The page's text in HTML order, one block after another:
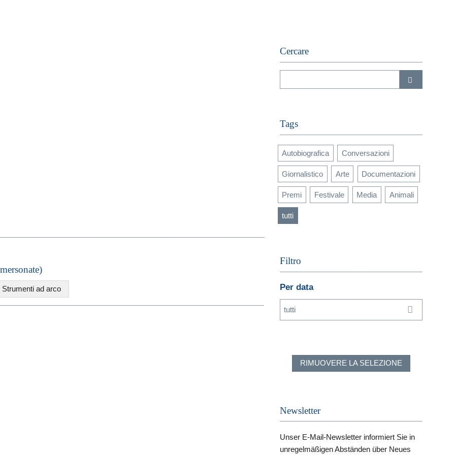
Strumenti ad arco
Cercare
Tags
Autobiografica Conversazioni
Giornalistico Arte Documentazioni
Premi Festivale Media Animali
tutti
Filtro
Per data
tutti
RIMUOVERE LA SELEZIONE
Newsletter
Unser E-Mail-Newsletter informiert Sie in
unregelmäßigen Abständen über Neues